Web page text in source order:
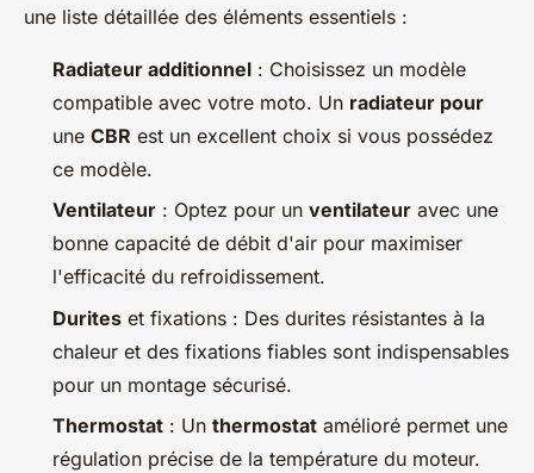
une liste détaillée des éléments essentiels :
Radiateur additionnel : Choisissez un modèle
compatible avec votre moto. Un radiateur pour
une CBR est un excellent choix si vous possédez
ce modèle.
Ventilateur : Optez pour un ventilateur avec une
bonne capacité de débit d'air pour maximiser
l'efficacité du refroidissement.
Durites et fixations : Des durites résistantes à la
chaleur et des fixations fiables sont indispensables
pour un montage sécurisé.
Thermostat : Un thermostat amélioré permet une
régulation précise de la température du moteur.